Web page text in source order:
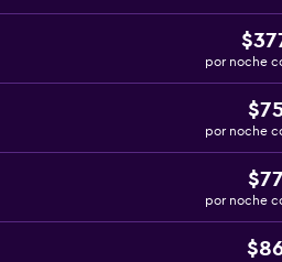
por noche
por noche
$77
por noche